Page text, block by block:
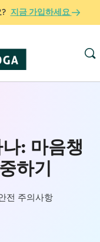
지금 가입하세요
: 마음챙
하기
전 주의사항